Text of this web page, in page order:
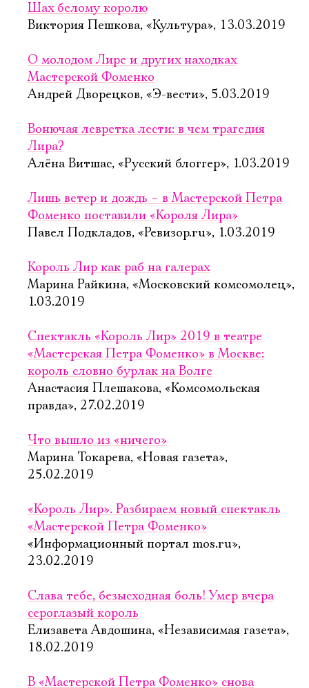
Шах белому королю
Виктория Пешкова, «Культура», 13.03.2019
О молодом Лире и других находках
Мастерской Фоменко
Андрей Дворецков, «Э-вести», 5.03.2019
Вонючая левретка лести: в чем трагедия
Лира?
Алёна Витшас, «Русский блоггер», 1.03.2019
Лишь ветер и дождь – в Мастерской Петра
Фоменко поставили «Короля Лира»
Павел Подкладов, «Ревизор.ru», 1.03.2019
Король Лир как раб на галерах
Марина Райкина, «Московский комсомолец»,
1.03.2019
Спектакль «Король Лир» 2019 в театре
«Мастерская Петра Фоменко» в Москве:
король словно бурлак на Волге
Анастасия Плешакова, «Комсомольская
правда», 27.02.2019
Что вышло из «ничего»
Марина Токарева, «Новая газета»,
25.02.2019
«Король Лир». Разбираем новый спектакль
«Мастерской Петра Фоменко»
«Информационный портал mos.ru»,
23.02.2019
Слава тебе, безысходная боль! Умер вчера
сероглазый король
Елизавета Авдошина, «Независимая газета»,
18.02.2019
В «Мастерской Петра Фоменко» снова